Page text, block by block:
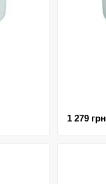
1 279 грн